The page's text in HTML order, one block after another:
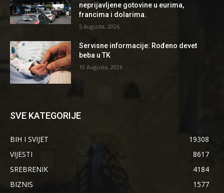
neprijavljene gotovine u eurima,
francima i dolarima.
5 Augusta, 2026
Servisne informacije: Rođeno devet
beba u TK
10 Augusta, 2026
SVE KATEGORIJE
BIH I SVIJET
19308
VIJESTI
8617
SREBRENIK
4184
BIZNIS
1577